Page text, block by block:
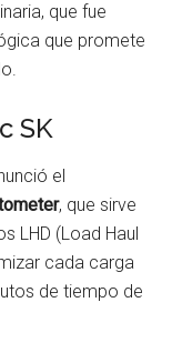
que fue
que promete
SK
el
, que sirve
LHD (Load Haul
cada carga
de tiempo de